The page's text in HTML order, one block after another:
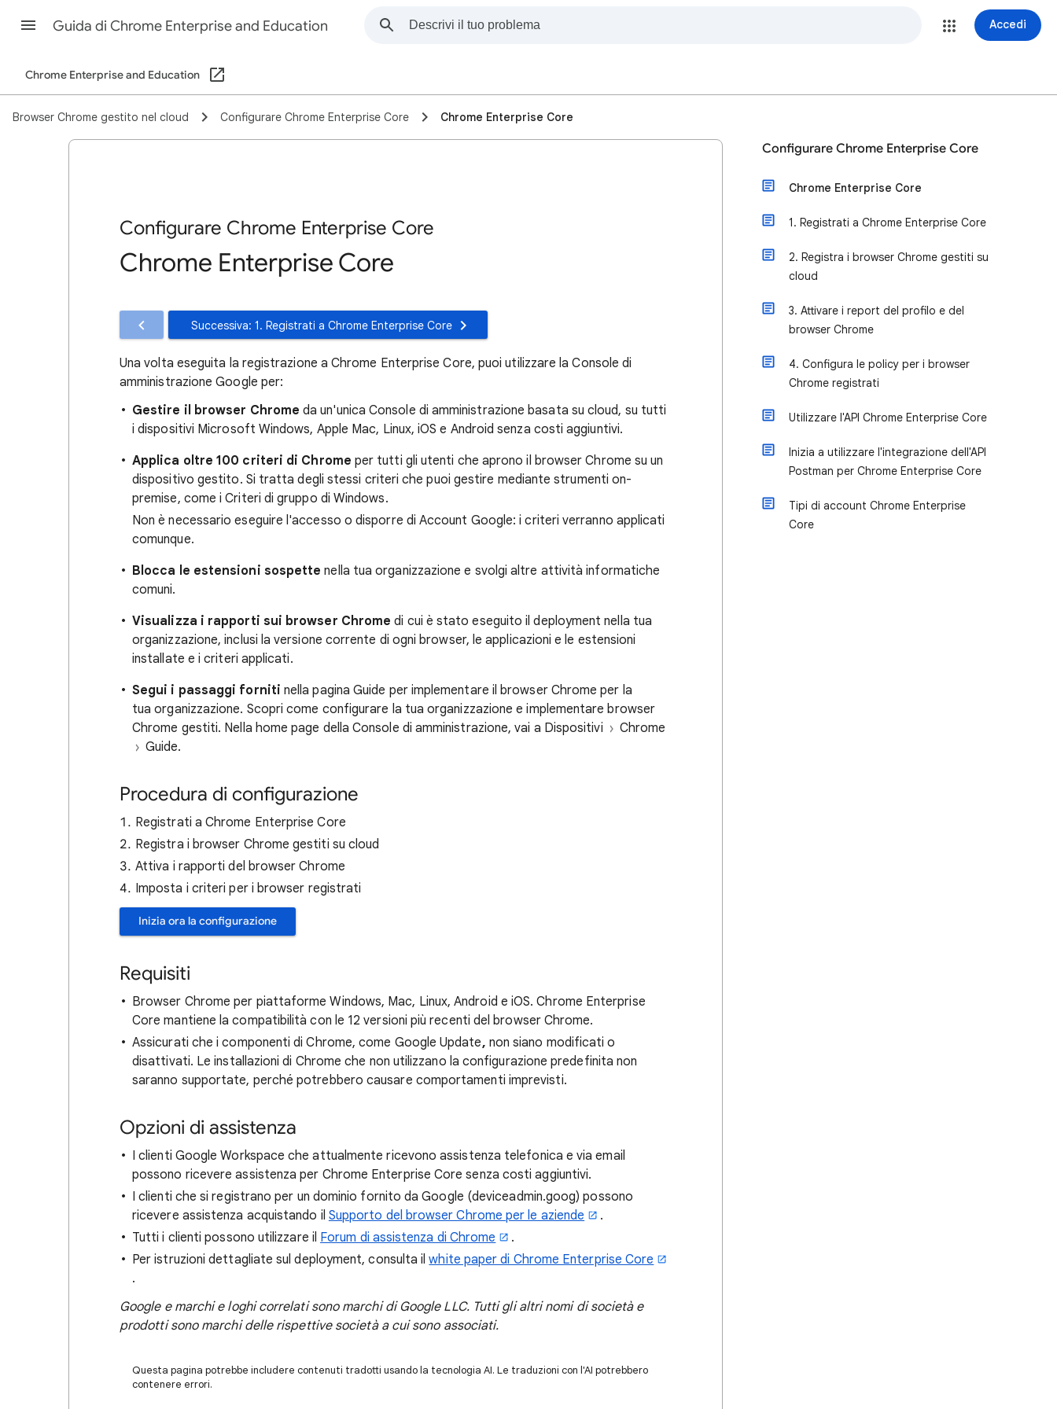
Guida di Chrome Enterprise and Education Accedi
Chrome Enterprise and Education
Browser Chrome gestito nel cloud Configurare Chrome Enterprise Core Chrome Enterprise Core
Configurare Chrome Enterprise Core
Chrome Enterprise Core
Successiva: 1. Registrati a Chrome Enterprise Core
Una volta eseguita la registrazione a Chrome Enterprise Core, puoi utilizzare la Console di
amministrazione Google per:
Gestire il browser Chrome da un'unica Console di amministrazione basata su cloud, su tutti
i dispositivi Microsoft Windows, Apple Mac, Linux, iOS e Android senza costi aggiuntivi.
Applica oltre 100 criteri di Chrome per tutti gli utenti che aprono il browser Chrome su un
dispositivo gestito. Si tratta degli stessi criteri che puoi gestire mediante strumenti on-
premise, come i Criteri di gruppo di Windows.
Non è necessario eseguire l'accesso o disporre di Account Google: i criteri verranno applicati
comunque.
Blocca le estensioni sospette nella tua organizzazione e svolgi altre attività informatiche
comuni.
Visualizza i rapporti sui browser Chrome di cui è stato eseguito il deployment nella tua
organizzazione, inclusi la versione corrente di ogni browser, le applicazioni e le estensioni
installate e i criteri applicati.
Segui i passaggi forniti nella pagina Guide per implementare il browser Chrome per la
tua organizzazione. Scopri come configurare la tua organizzazione e implementare browser
Chrome gestiti. Nella home page della Console di amministrazione, vai a Dispositivi
Chrome
Guide.
Procedura di configurazione
Registrati a Chrome Enterprise Core
Registra i browser Chrome gestiti su cloud
Attiva i rapporti del browser Chrome
Imposta i criteri per i browser registrati
Inizia ora la configurazione
Requisiti
Browser Chrome per piattaforme Windows, Mac, Linux, Android e iOS. Chrome Enterprise
Core mantiene la compatibilità con le 12 versioni più recenti del browser Chrome.
Assicurati che i componenti di Chrome, come Google Update, non siano modificati o
disattivati. Le installazioni di Chrome che non utilizzano la configurazione predefinita non
saranno supportate, perché potrebbero causare comportamenti imprevisti.
Opzioni di assistenza
I clienti Google Workspace che attualmente ricevono assistenza telefonica e via email
possono ricevere assistenza per Chrome Enterprise Core senza costi aggiuntivi.
I clienti che si registrano per un dominio fornito da Google (deviceadmin.goog) possono
ricevere assistenza acquistando il Supporto del browser Chrome per le aziende
.
Tutti i clienti possono utilizzare il Forum di assistenza di Chrome
.
Per istruzioni dettagliate sul deployment, consulta ilwhite paper di Chrome Enterprise Core
.
Google e marchi e loghi correlati sono marchi di Google LLC. Tutti gli altri nomi di società e
prodotti sono marchi delle rispettive società a cui sono associati.
Questa pagina potrebbe includere contenuti tradotti usando la tecnologia AI. Le traduzioni con l'AI potrebbero
contenere errori.
Configurare Chrome Enterprise Core
Chrome Enterprise Core
1. Registrati a Chrome Enterprise Core
2. Registra i browser Chrome gestiti su
cloud
3. Attivare i report del profilo e del
browser Chrome
4. Configura le policy per i browser
Chrome registrati
Utilizzare l'API Chrome Enterprise Core
Inizia a utilizzare l'integrazione dell'API
Postman per Chrome Enterprise Core
Tipi di account Chrome Enterprise
Core